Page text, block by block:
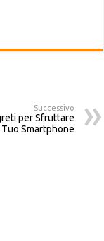
Successivo
per Sfruttare
Smartphone